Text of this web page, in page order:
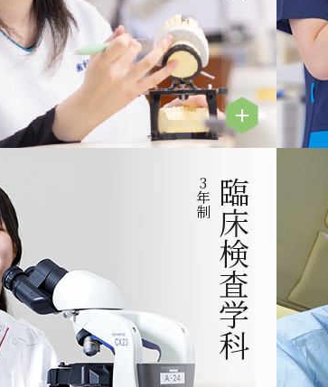
3
年
制 臨床検査学科